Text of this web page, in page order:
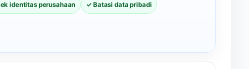
identitas perusahaan ✓ Batasi data pribadi